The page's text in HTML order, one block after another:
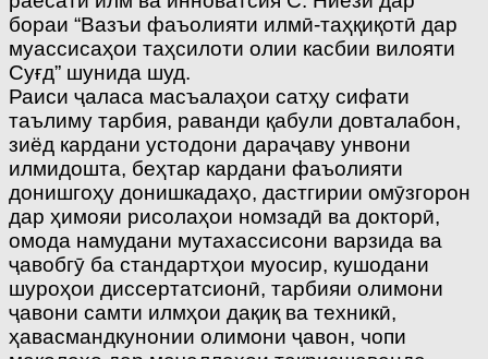
бораи “Вазъи фаъолияти илмӣ-таҳқиқотӣ дар
муассисаҳои таҳсилоти олии касбии вилояти
Суғд” шунида шуд.
Раиси ҷаласа масъалаҳои сатҳу сифати
таълиму тарбия, раванди қабули довталабон,
зиёд кардани устодони дараҷаву унвони
илмидошта, беҳтар кардани фаъолияти
донишгоҳу донишкадаҳо, дастгирии омӯзгорон
дар ҳимояи рисолаҳои номзадӣ ва докторӣ,
омода намудани мутахассисони варзида ва
ҷавобгӯ ба стандартҳои муосир, кушодани
шуроҳои диссертатсионӣ, тарбияи олимони
ҷавони самти илмҳои дақиқ ва техникӣ,
ҳавасмандкунонии олимони ҷавон, чопи